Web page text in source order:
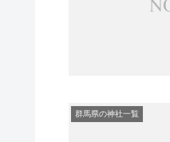
群馬県の神社一覧